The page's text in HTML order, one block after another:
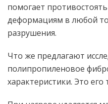
помогает
деформациям в любой
разрушения.
Что же предлагают
полипропиленовое
характеристики. Это